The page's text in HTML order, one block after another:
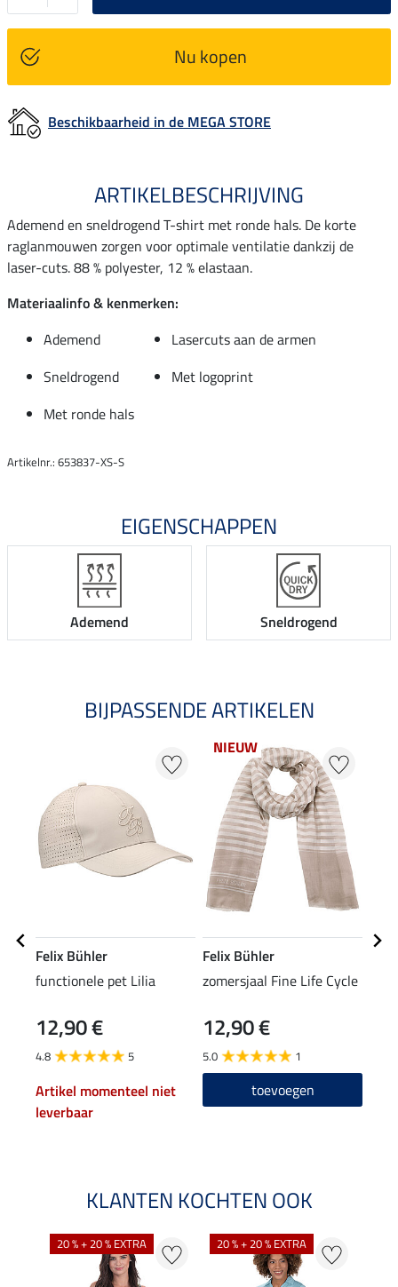
Nu kopen
Beschikbaarheid in de MEGA STORE
ARTIKELBESCHRIJVING
Ademend en sneldrogend T-shirt met ronde hals. De korte
raglanmouwen zorgen voor optimale ventilatie dankzij de
laser-cuts. 88 % polyester, 12 % elastaan.
Materiaalinfo & kenmerken:
Ademend
Lasercuts aan de armen
Sneldrogend
Met logoprint
Met ronde hals
Artikelnr.: 653837-XS-S
EIGENSCHAPPEN
Ademend Sneldrogend
BIJPASSENDE ARTIKELEN
Felix Bühler
functionele pet Lilia
12,90 €
4.8 5
Artikel momenteel niet
leverbaar
NIEUW
Felix Bühler
zomersjaal Fine Life Cycle
12,90 €
5.0 1
toevoegen
KLANTEN KOCHTEN OOK
20 % + 20 % EXTRA 20 % + 20 % EXTRA